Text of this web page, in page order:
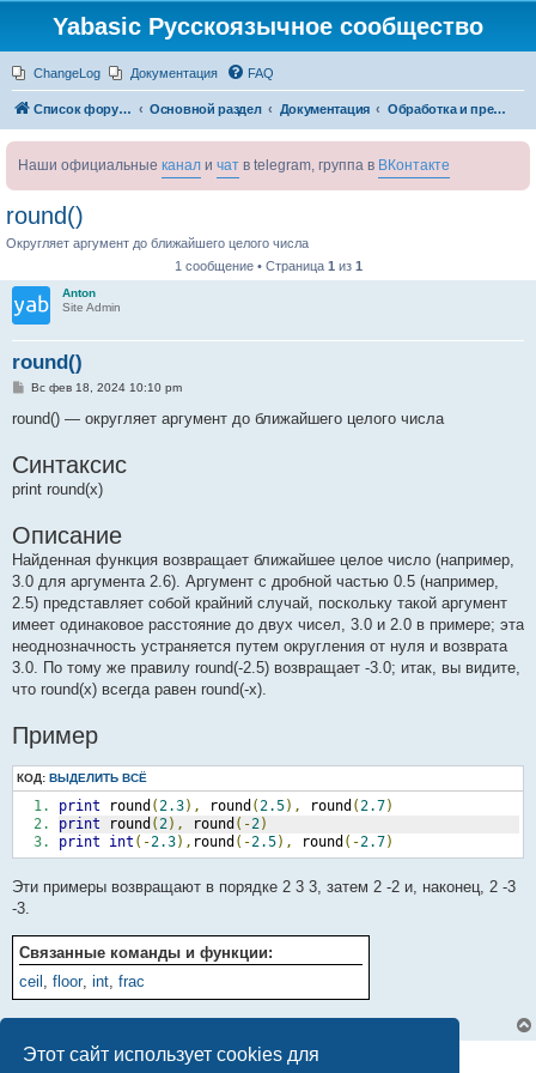
Этот сайт использует cookies для
Yabasic Русскоязычное сообщество
ChangeLog Документация FAQ
Список форумов Основной раздел Документация Обработка и преобразование чисел
Наши официальные канал и чат в telegram, группа в ВКонтакте
round()
Округляет аргумент до ближайшего целого числа
1 сообщение • Страница 1 из 1
Anton
Site Admin
round()
С
о
е
н
и
Вс фев 18, 2024 10:10 pm
round() — округляет аргумент до ближайшего целого числа
Синтаксис
print round(x)
Описание
Найденная функция возвращает ближайшее целое число (например,
3.0 для аргумента 2.6). Аргумент с дробной частью 0.5 (например,
2.5) представляет собой крайний случай, поскольку такой аргумент
имеет одинаковое расстояние до двух чисел, 3.0 и 2.0 в примере; эта
неоднозначность устраняется путем округления от нуля и возврата
3.0. По тому же правилу round(-2.5) возвращает -3.0; итак, вы видите,
что round(x) всегда равен round(-x).
Пример
КОД: ВЫДЕЛИТЬ ВСЁ
print round ( 2.3), round ( 2.5), round ( 2.7)
print round ( 2), round (-2)
print
int (-2.3), round (-2.5), round (-2.7)
Эти примеры возвращают в порядке 2 3 3, затем 2 -2 и, наконец, 2 -3
-3.
Связанные команды и функции:
ceil , floor, int, frac
1 сообщение • Страница